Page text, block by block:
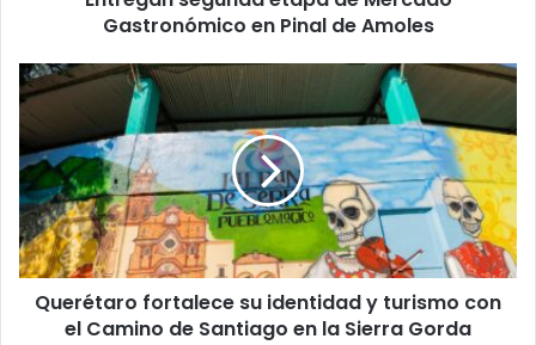
Gastronómico en Pinal de Amoles
Querétaro
fortalece
su
identidad
y
turismo
con
el
Camino
de
Santiago
Querétaro fortalece su identidad y turismo con
el Camino de Santiago en la Sierra Gorda